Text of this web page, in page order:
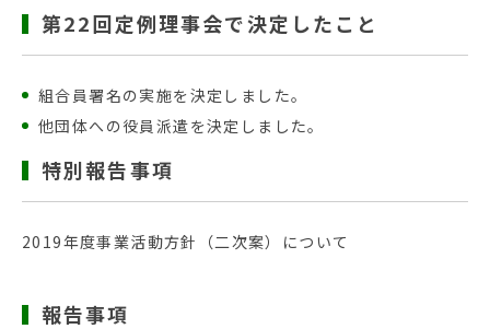
第22回定例理事会で決定したこと
組合員署名の実施を決定しました。
他団体への役員派遣を決定しました。
特別報告事項
2019年度事業活動方針（二次案）について
報告事項